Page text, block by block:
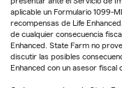
aplicable un Formulario 1099-
recompensas de Life
de cualquier consecuencia
Enhanced. State Farm no
discutir las posibles
Enhanced con un asesor fiscal o